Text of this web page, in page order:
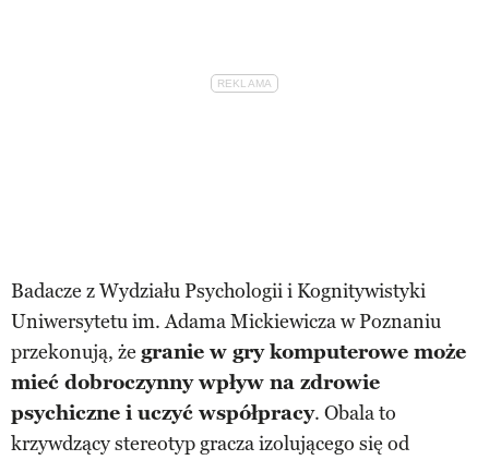
Badacze z Wydziału Psychologii i Kognitywistyki
Uniwersytetu im. Adama Mickiewicza w Poznaniu
przekonują, że granie w gry komputerowe może
mieć dobroczynny wpływ na zdrowie
psychiczne i uczyć współpracy. Obala to
krzywdzący stereotyp gracza izolującego się od